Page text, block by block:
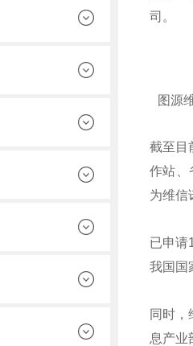
司。
图源
截至目
作站、
为维信
已申请
我国国
同时，
息产业